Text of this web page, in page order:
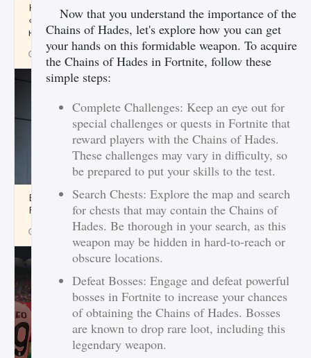
Как исправить ошибку Palworld EPalworld
«Идет сохранение мира — Невозможно
начать сохранение данных мира»
9 августа 2024 2 711 0
Все новые функции в режиме карьеры EA
FC 25
9 августа 2024 2 096 0 2
Now that you understand the importance of the
Chains of Hades, let's explore how you can get
your hands on this formidable weapon. To acquire
the Chains of Hades in Fortnite, follow these
simple steps:
Complete Challenges: Keep an eye out for
special challenges or quests in Fortnite that
reward players with the Chains of Hades.
These challenges may vary in difficulty, so
be prepared to put your skills to the test.
Search Chests: Explore the map and search
for chests that may contain the Chains of
Hades. Be thorough in your search, as this
weapon may be hidden in hard-to-reach or
obscure locations.
Defeat Bosses: Engage and defeat powerful
bosses in Fortnite to increase your chances
of obtaining the Chains of Hades. Bosses
are known to drop rare loot, including this
legendary weapon.